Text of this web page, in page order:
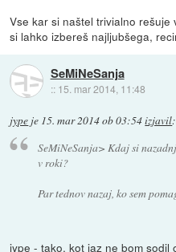
Vse kar si naštel trivialno
si lahko izbereš najljubšega,
SeMiNeSanja
:: 15. mar 2014, 11:48
jype je 15. mar 2014 ob 03:54izjavil:
SeMiNeSanja> Kdaj si
v roki?
Par tednov nazaj, ko sem
jype - tako, kot jaz ne bom